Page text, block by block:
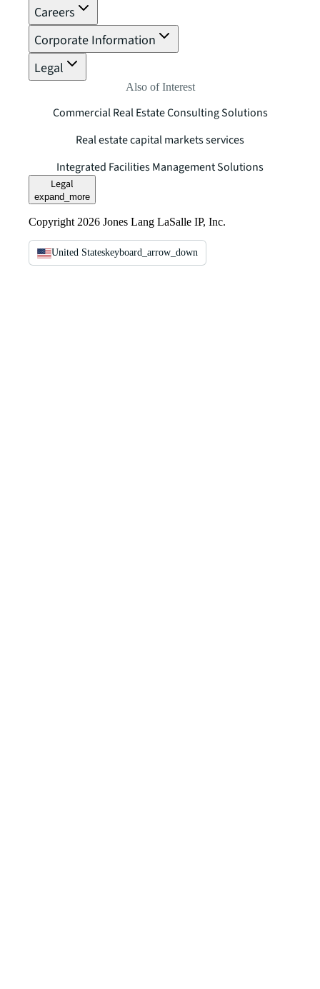
Careers
Corporate Information
Legal
Also of Interest
Commercial Real Estate Consulting Solutions
Real estate capital markets services
Integrated Facilities Management Solutions
Legal
expand_more
Copyright 2026 Jones Lang LaSalle IP, Inc.
United Stateskeyboard_arrow_down